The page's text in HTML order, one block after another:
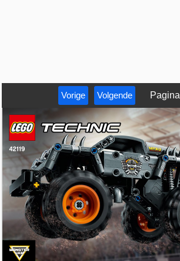
Vorige Volgende Pagina